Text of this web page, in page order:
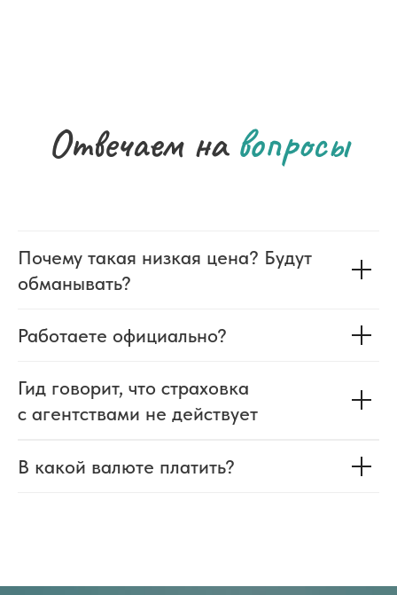
Отвечаем навопросы
Почему такая низкая цена? Будут
обманывать?
Работаете официально?
Гид говорит, что страховка
с агентствами не действует
В какой валюте платить?